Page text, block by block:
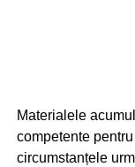
Materialele
competente
circumstanțele